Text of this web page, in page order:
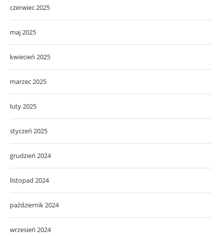
czerwiec 2025
maj 2025
kwiecień 2025
marzec 2025
luty 2025
styczeń 2025
grudzień 2024
listopad 2024
październik 2024
wrzesień 2024